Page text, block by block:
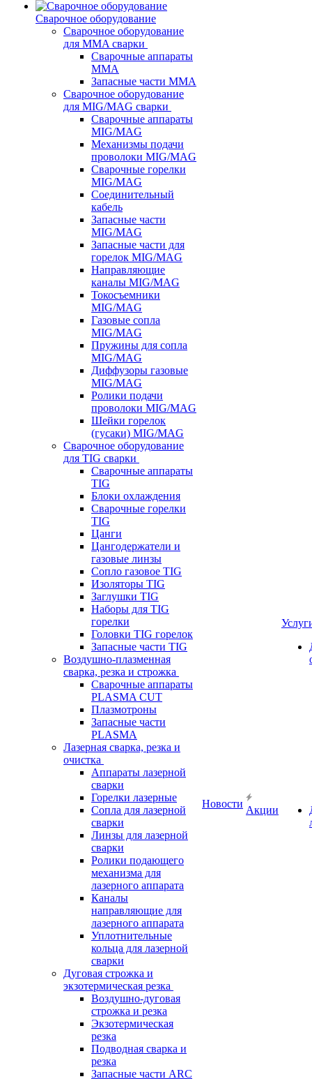
Сварочное оборудование
Сварочное оборудование
для MMA сварки
Сварочные аппараты
MMA
Запасные части MMA
Сварочное оборудование
для MIG/MAG сварки
Сварочные аппараты
MIG/MAG
Механизмы подачи
проволоки MIG/MAG
Сварочные горелки
MIG/MAG
Соединительный
кабель
Запасные части
MIG/MAG
Запасные части для
горелок MIG/MAG
Направляющие
каналы MIG/MAG
Токосъемники
MIG/MAG
Газовые сопла
MIG/MAG
Пружины для сопла
MIG/MAG
Диффузоры газовые
MIG/MAG
Ролики подачи
проволоки MIG/MAG
Шейки горелок
(гусаки) MIG/MAG
Сварочное оборудование
для TIG сварки
Сварочные аппараты
TIG
Блоки охлаждения
Сварочные горелки
TIG
Цанги
Цангодержатели и
газовые линзы
Сопло газовое TIG
Изоляторы TIG
Заглушки TIG
Наборы для TIG
горелки
Головки TIG горелок
Запасные части TIG
Воздушно-плазменная
сварка, резка и строжка
Сварочные аппараты
PLASMA CUT
Плазмотроны
Запасные части
PLASMA
Лазерная сварка, резка и
очистка
Аппараты лазерной
сварки
Горелки лазерные
Сопла для лазерной
сварки
Линзы для лазерной
сварки
Ролики подающего
механизма для
лазерного аппарата
Каналы
направляющие для
лазерного аппарата
Уплотнительные
кольца для лазерной
сварки
Дуговая строжка и
экзотермическая резка
Воздушно-дуговая
строжка и резка
Экзотермическая
резка
Подводная сварка и
резка
Запасные части ARC
Новости
Акции